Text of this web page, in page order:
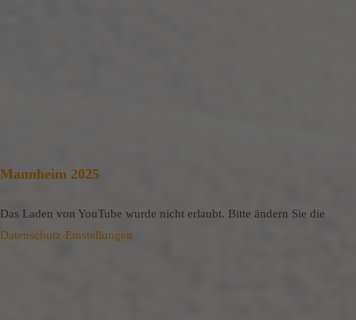
Mannheim 2025
Das Laden von YouTube wurde nicht erlaubt. Bitte ändern Sie die
Datenschutz-Einstellungen